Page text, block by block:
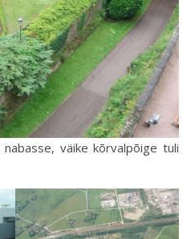
väike kõrvalpõige tuli